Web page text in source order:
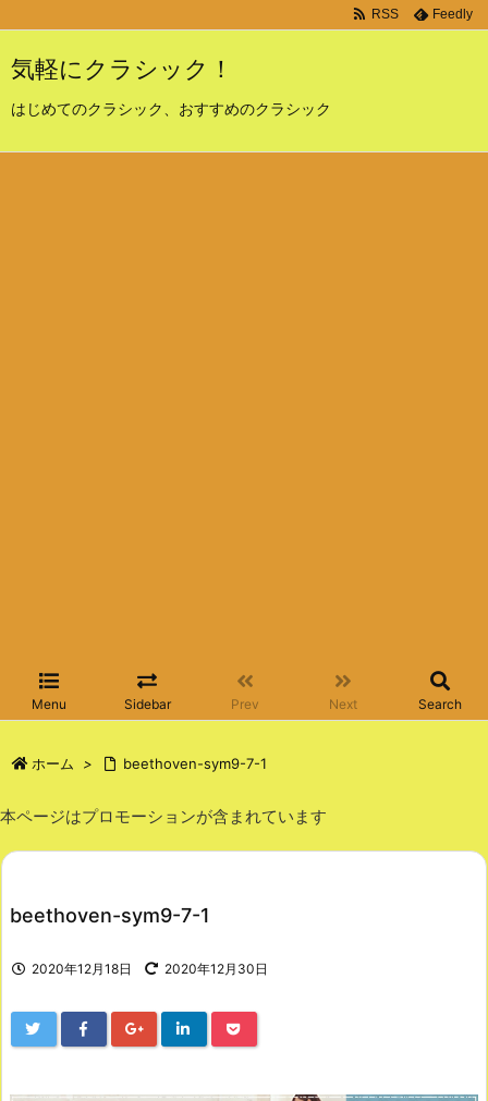
気軽にクラシック！
はじめてのクラシック、おすすめのクラシック
Menu Sidebar Prev Next Search
RSS Feedly
ホーム > beethoven-sym9-7-1
本ページはプロモーションが含まれています
beethoven-sym9-7-1
2020年12月18日 2020年12月30日